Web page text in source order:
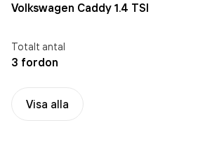
Volkswagen Caddy 1.4 TSI
Totalt antal
3 fordon
Visa alla